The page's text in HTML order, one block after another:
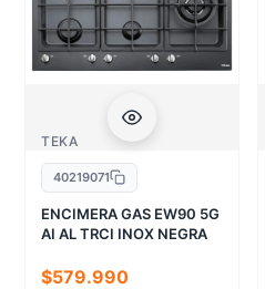
TEKA
40219071
ENCIMERA GAS EW90 5G
AI AL TRCI INOX NEGRA
$579.990